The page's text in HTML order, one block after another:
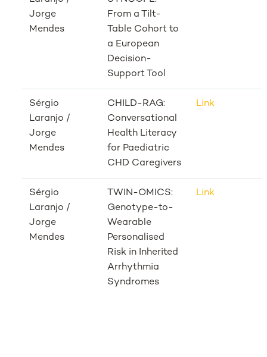
Jorge
Mendes
From a Tilt-
Table Cohort to
a European
Decision-
Support Tool
Sérgio
Laranjo /
Jorge
Mendes
CHILD-RAG:
Conversational
Health Literacy
for Paediatric
CHD Caregivers
Link
Sérgio
Laranjo /
Jorge
Mendes
TWIN-OMICS:
Genotype-to-
Wearable
Personalised
Risk in Inherited
Arrhythmia
Syndromes
Link